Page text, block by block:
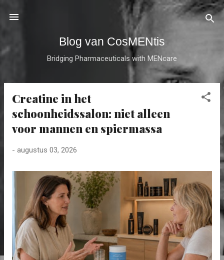
Doorgaan naar hoofdcontent
Blog van CosMENtis
Bridging Pharmaceuticals with MENcare
Creatine in het
schoonheidssalon: niet alleen
voor mannen en spiermassa
- augustus 03, 2026